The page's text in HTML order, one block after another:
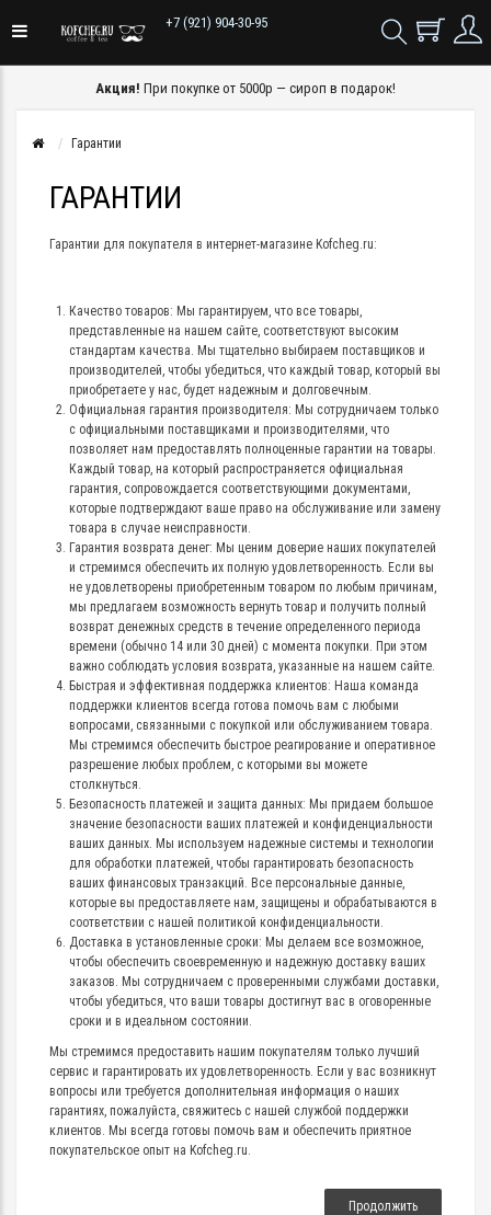
+7 (921) 904-30-95
Акция! При покупке от 5000р — сироп в подарок!
Гарантии
ГАРАНТИИ
Гарантии для покупателя в интернет-магазине Kofcheg.ru:
Качество товаров: Мы гарантируем, что все товары,
представленные на нашем сайте, соответствуют высоким
стандартам качества. Мы тщательно выбираем поставщиков и
производителей, чтобы убедиться, что каждый товар, который вы
приобретаете у нас, будет надежным и долговечным.
Официальная гарантия производителя: Мы сотрудничаем только
с официальными поставщиками и производителями, что
позволяет нам предоставлять полноценные гарантии на товары.
Каждый товар, на который распространяется официальная
гарантия, сопровождается соответствующими документами,
которые подтверждают ваше право на обслуживание или замену
товара в случае неисправности.
Гарантия возврата денег: Мы ценим доверие наших покупателей
и стремимся обеспечить их полную удовлетворенность. Если вы
не удовлетворены приобретенным товаром по любым причинам,
мы предлагаем возможность вернуть товар и получить полный
возврат денежных средств в течение определенного периода
времени (обычно 14 или 30 дней) с момента покупки. При этом
важно соблюдать условия возврата, указанные на нашем сайте.
Быстрая и эффективная поддержка клиентов: Наша команда
поддержки клиентов всегда готова помочь вам с любыми
вопросами, связанными с покупкой или обслуживанием товара.
Мы стремимся обеспечить быстрое реагирование и оперативное
разрешение любых проблем, с которыми вы можете
столкнуться.
Безопасность платежей и защита данных: Мы придаем большое
значение безопасности ваших платежей и конфиденциальности
ваших данных. Мы используем надежные системы и технологии
для обработки платежей, чтобы гарантировать безопасность
ваших финансовых транзакций. Все персональные данные,
которые вы предоставляете нам, защищены и обрабатываются в
соответствии с нашей политикой конфиденциальности.
Доставка в установленные сроки: Мы делаем все возможное,
чтобы обеспечить своевременную и надежную доставку ваших
заказов. Мы сотрудничаем с проверенными службами доставки,
чтобы убедиться, что ваши товары достигнут вас в оговоренные
сроки и в идеальном состоянии.
Мы стремимся предоставить нашим покупателям только лучший
сервис и гарантировать их удовлетворенность. Если у вас возникнут
вопросы или требуется дополнительная информация о наших
гарантиях, пожалуйста, свяжитесь с нашей службой поддержки
клиентов. Мы всегда готовы помочь вам и обеспечить приятное
покупательское опыт на Kofcheg.ru.
Продолжить